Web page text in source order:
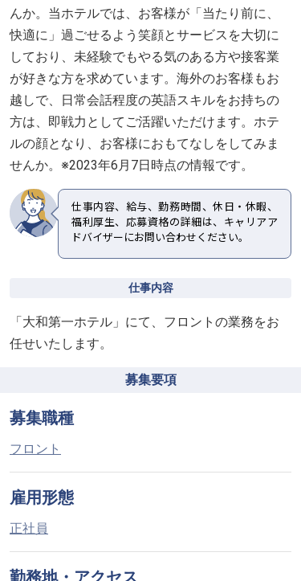
んか。当ホテルでは、お客様が「当たり前に、
快適に」過ごせるよう笑顔とサービスを大切に
しており、未経験でもやる気のある方や接客業
が好きな方を求めています。海外のお客様もお
越しで、日常会話程度の英語スキルをお持ちの
方は、即戦力としてご活躍いただけます。ホテ
ルの顔となり、お客様におもてなしをしてみま
仕事内容、給与、勤務時間、休日・休暇、
福利厚生、応募資格の詳細は、キャリアア
ドバイザーにお問い合わせください。
仕事内容
「大和第一ホテル」にて、フロントの業務をお
任せいたします。
募集要項
募集職種
フロント
雇用形態
正社員
勤務地・アクセス